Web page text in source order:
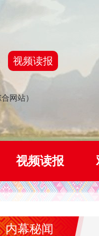
视频读报
网站）
视频读报
内幕秘闻